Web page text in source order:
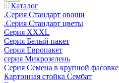
Каталог
.Серия Стандарт овощи
.Серия Стандарт цветы
Серия XXXL
Серия Белый пакет
Серия Европакет
серия Микрозелень
Серия Семена в крупной фасовке
Картонная стойка Сембат